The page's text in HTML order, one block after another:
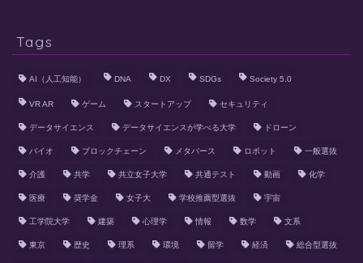
Tags
AI（人工知能） DNA DX SDGs Society 5.0
VR AR ゲーム スタートアップ セキュリティ
データサイエンス データサイエンスが学べる大学 ドローン
バイオ ブロックチェーン メタバース ロボット 一般選抜
介護 共学 共立女子大学 共通テスト 動画 化学
医療 奨学金 女子大 学校推薦型選抜 宇宙
工学院大学 建築 心理学 情報 数学 文系
東京 歴史 理系 環境 留学 経済 総合型選抜